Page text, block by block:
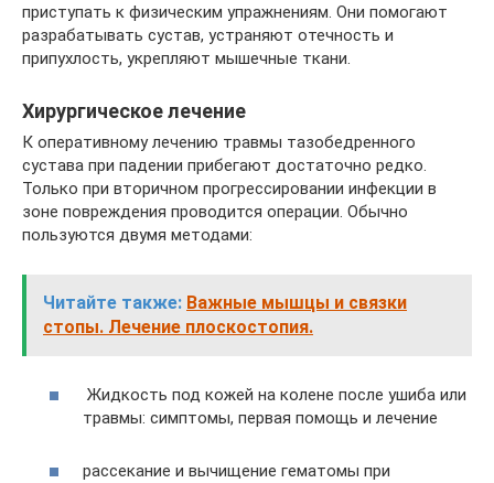
приступать к физическим упражнениям. Они помогают
разрабатывать сустав, устраняют отечность и
припухлость, укрепляют мышечные ткани.
Хирургическое лечение
К оперативному лечению травмы тазобедренного
сустава при падении прибегают достаточно редко.
Только при вторичном прогрессировании инфекции в
зоне повреждения проводится операции. Обычно
пользуются двумя методами:
Читайте также: Важные мышцы и связки
стопы. Лечение плоскостопия.
Жидкость под кожей на колене после ушиба или
травмы: симптомы, первая помощь и лечение
рассекание и вычищение гематомы при